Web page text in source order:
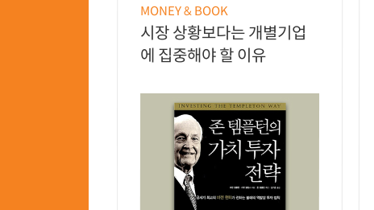
MONEY & BOOK
시장 상황보다는 개별기업
에 집중해야 할 이유